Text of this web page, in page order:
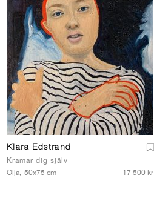
Klara Edstrand
Kramar dig själv
Olja, 50x75 cm 17 500 kr